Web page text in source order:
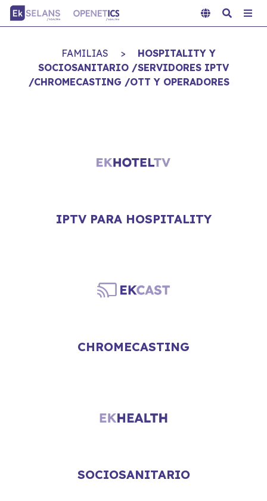
FAMILIAS >
HOSPITALITY Y
SOCIOSANITARIO /SERVIDORES IPTV
/CHROMECASTING /OTT Y OPERADORES
IPTV PARA HOSPITALITY
CHROMECASTING
SOCIOSANITARIO